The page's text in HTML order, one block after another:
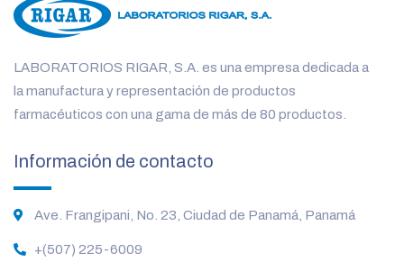
LABORATORIOS RIGAR, S.A. es una empresa dedicada a
la manufactura y representación de productos
farmacéuticos con una gama de más de 80 productos.
Información de contacto
Ave. Frangipani, No. 23, Ciudad de Panamá, Panamá
+(507) 225-6009